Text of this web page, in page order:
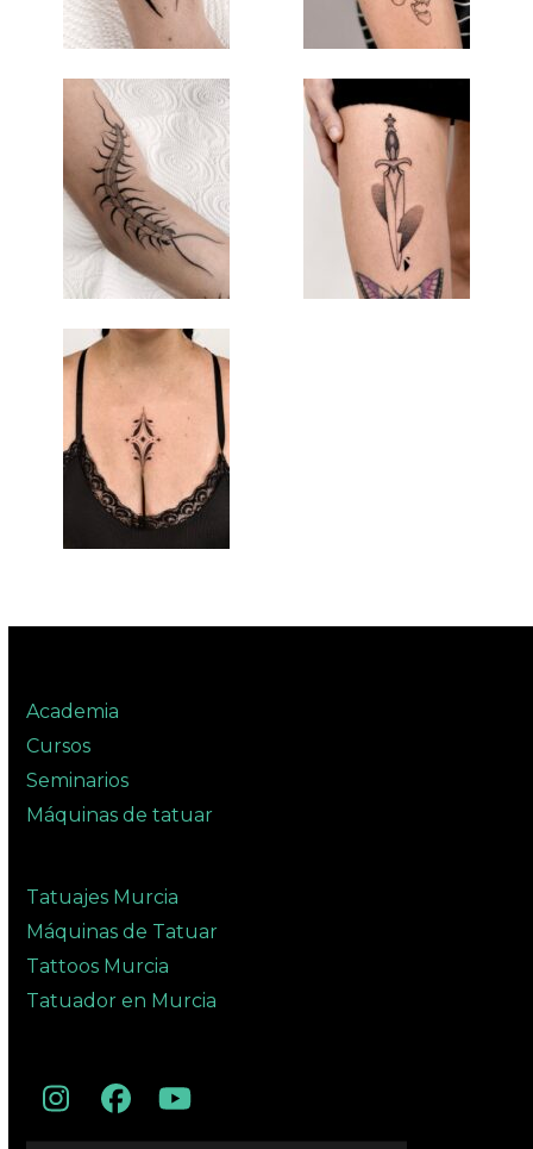
Academia
Cursos
Seminarios
Máquinas de tatuar
Tatuajes Murcia
Máquinas de Tatuar
Tattoos Murcia
Tatuador en Murcia
Instagram
Facebook
YouTube